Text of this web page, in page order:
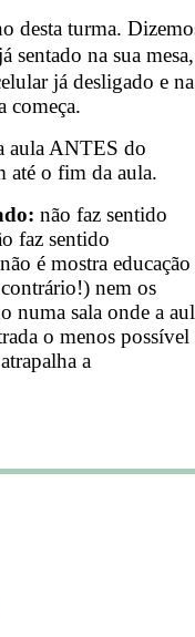
desta turma.
sentado na sua mesa,
já desligado e na
começa.
aula ANTES do
até o fim da aula.
não faz sentido
faz sentido
é mostra educação
nem os
numa sala onde a
o menos possível
a